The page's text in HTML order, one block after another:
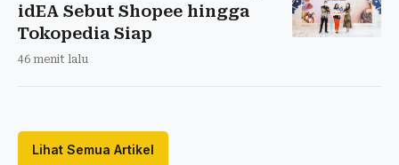
idEA Sebut Shopee hingga
Tokopedia Siap
46 menit lalu
Lihat Semua Artikel